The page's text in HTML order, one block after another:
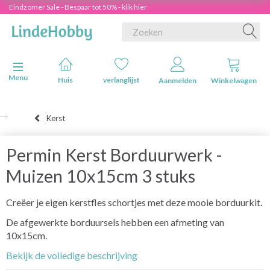
Eindzomer Sale - Bespaar tot 50% - klik hier
Navigatie in-/uitschakelen
Menu
Huis verlanglijst Aanmelden Winkelwagen
Kerst
Permin Kerst Borduurwerk -
Muizen 10x15cm 3 stuks
Creëer je eigen kerstfles schortjes met deze mooie borduurkit.
De afgewerkte borduursels hebben een afmeting van
10x15cm.
Bekijk de volledige beschrijving